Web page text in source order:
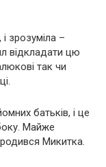
зрозуміла –
відкладати цю
так чи
батьків, і це
Майже
Микитка.